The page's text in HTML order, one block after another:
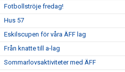
Fotbollströje fredag!
Hus 57
Eskilscupen för våra ÄFF lag
Från knatte till a-lag
Sommarlovsaktiviteter med ÄFF